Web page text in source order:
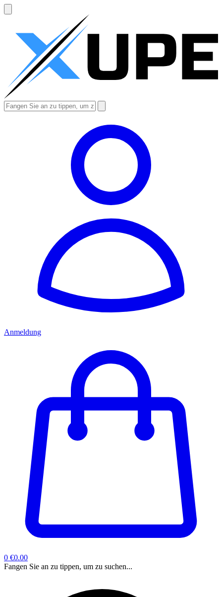
Anmeldung
0 €0.00
Fangen Sie an zu tippen, um zu suchen...